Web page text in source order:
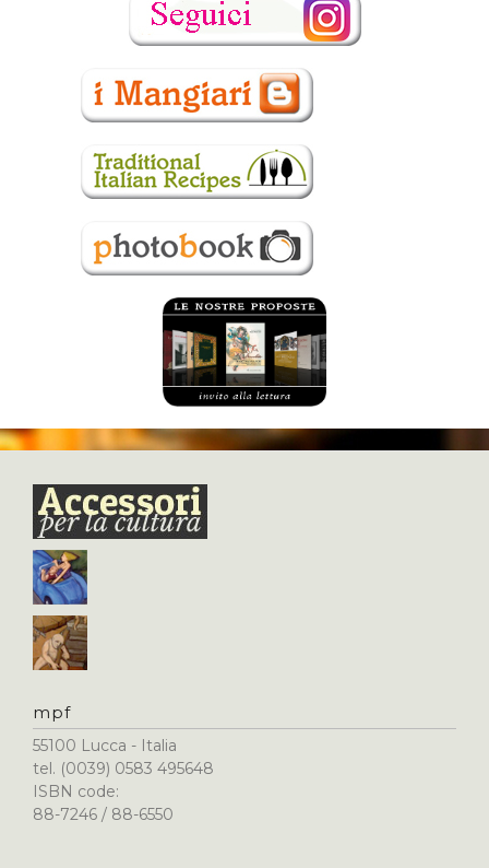
mpf
55100 Lucca - Italia
tel. (0039) 0583 495648
ISBN code:
88-7246 / 88-6550